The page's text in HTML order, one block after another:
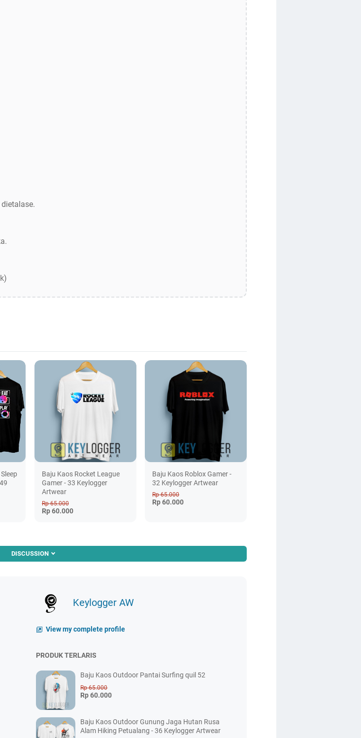
Baju Kaos Rocket League
Gamer - 33 Keylogger
Artwear
Rp 65.000
Rp 60.000
Baju Kaos Roblox Gamer -
32 Keylogger Artwear
Rp 65.000
Rp 60.000
DISCUSSION
Keylogger AW
View my complete profile
PRODUK TERLARIS
Baju Kaos Outdoor Pantai Surfing quil 52
Rp 65.000
Rp 60.000
Baju Kaos Outdoor Gunung Jaga Hutan Rusa
Alam Hiking Petualang - 36 Keylogger Artwear